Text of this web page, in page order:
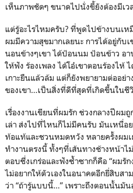
เห็นภาพชัดๆ ขนาดไปนั่งขี้ยังต้องมีเ
แต่รู้อะไรไหมครับ? ที่พูดไปข้างบนเ
ผมมีความสุขมากเลยนะ การได้อยู่กับ
นอนข้างๆเขา ได้ป้อนนม ป้อนข้าว อ
ให้ฟัง ร้องเพลง ได้โอ๋เขาตอนร้องไห้
เกาะยืนแล้วล้ม แต่ก็ยังพยายามต่ออย่
ของเขา…เป็นสิ่งที่ดีที่สุดที่เกิดขึ้นในชี
เรื่องงานเขียนที่ผมรัก ช่วงกลางปีผม
เล่า ส่งไปที่ไหนก็ไม่มีคนรับ มันเหนื่อ
ท้อแท้และชวนหมดหวัง หลายครั้งผมเ
ทำงานตรงนี้ ทั้งๆที่เส้นทางช้างหน้าไ
ตอบซึ่งเกร่อและฟังซ้ำซากก็คือ “ผมรั
ไม่อยากให้ตัวเองในอนาคตอีกยี่สิบส
ว่า “ถ้ารู้แบบนี้…” เพราะถึงตอนนั้นมัน